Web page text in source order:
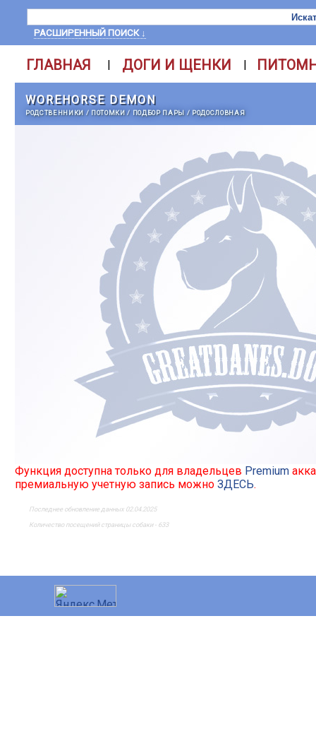
РАСШИРЕННЫЙ ПОИСК ↓
ГЛАВНАЯ | ДОГИ И ЩЕНКИ |
WOREHORSE DEMON
РОДСТВЕННИКИ / ПОТОМКИ/ ПОДБОР ПАРЫ / РОДОСЛОВНАЯ
Функция доступна только для владельцев Premium
премиальную учетную запись можно ЗДЕСЬ.
Последнее обновление данных 02.04.2025
Количество посещений страницы собаки - 633